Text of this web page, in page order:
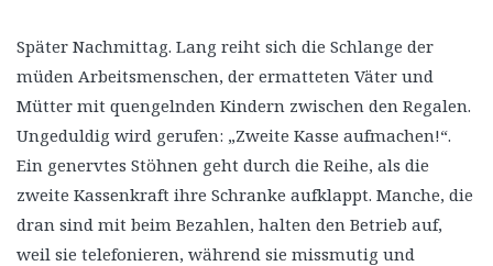
Später Nachmittag. Lang reiht sich die Schlange der
müden Arbeitsmenschen, der ermatteten Väter und
Mütter mit quengelnden Kindern zwischen den Regalen.
Ungeduldig wird gerufen: „Zweite Kasse aufmachen!“.
Ein genervtes Stöhnen geht durch die Reihe, als die
zweite Kassenkraft ihre Schranke aufklappt. Manche, die
dran sind mit beim Bezahlen, halten den Betrieb auf,
weil sie telefonieren, während sie missmutig und